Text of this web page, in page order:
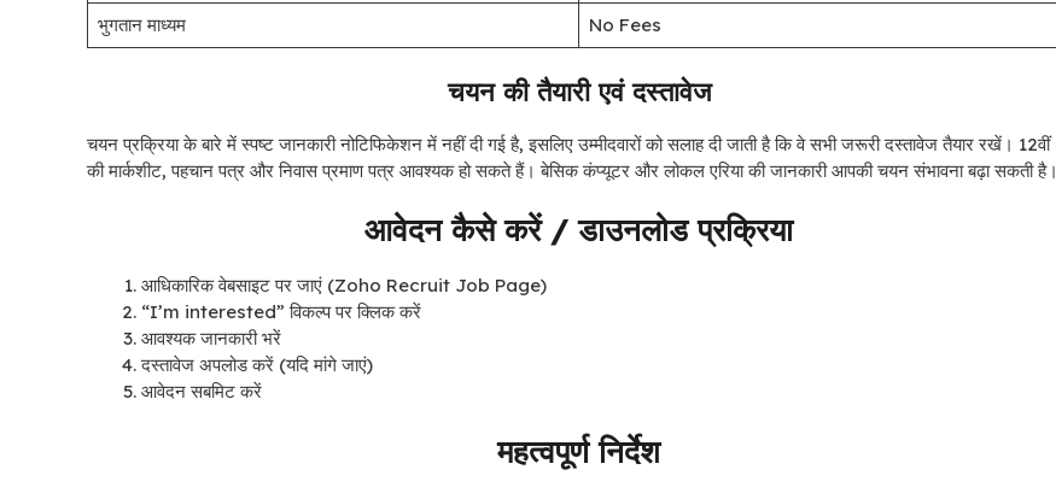
भुगतान माध्यम
No Fees
चयन की तैयारी एवं दस्तावेज
चयन प्रक्रिया के बारे में स्पष्ट जानकारी नोटिफिकेशन में नहीं दी गई है, इसलिए उम्मीदवारों को सलाह दी जाती है कि वे सभी जरूरी दस्तावेज तैयार रखें। 12वीं
की मार्कशीट, पहचान पत्र और निवास प्रमाण पत्र आवश्यक हो सकते हैं। बेसिक कंप्यूटर और लोकल एरिया की जानकारी आपकी चयन संभावना बढ़ा सकती है।
आवेदन कैसे करें / डाउनलोड प्रक्रिया
आधिकारिक वेबसाइट पर जाएं (Zoho Recruit Job Page)
“I’m interested” विकल्प पर क्लिक करें
आवश्यक जानकारी भरें
दस्तावेज अपलोड करें (यदि मांगे जाएं)
आवेदन सबमिट करें
महत्वपूर्ण निर्देश